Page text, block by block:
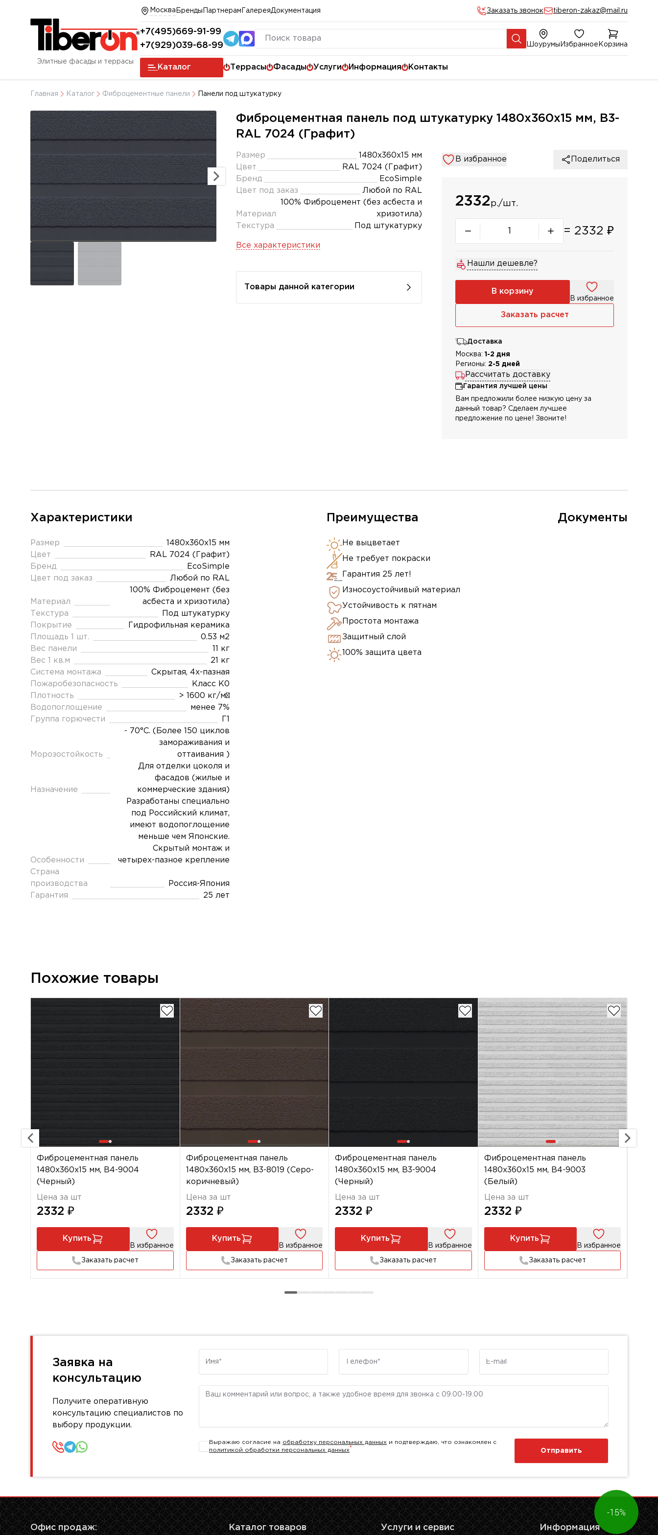
Элитные фасады и террасы
Москва Бренды Партнерам ГалереяДокументация Заказать звонок tiberon-zakaz@mail.ru
+7(495)669-91-99
+7(929)039-68-99
Шоурумы Избранное Корзина
Каталог Террасы Фасады Услуги Информация Контакты
Главная Каталог Фиброцементные панели Панели под штукатурку
Фиброцементная панель под штукатурку 1480х360х15 мм, B3-
RAL 7024 (Графит)
Размер
1480х360х15 мм
Цвет
RAL 7024 (Графит)
Бренд
EcoSimple
Цвет под заказ
Любой по RAL
Материал
100% Фиброцемент (без асбеста и
хризотила)
Текстура
Под штукатурку
Все характеристики
Товары данной категории
В избранное Поделиться
2332р./шт.
= 2332 ₽
Нашли дешевле?
В корзину
В избранное
Заказать расчет
Доставка
Москва: 1-2 дня
Регионы: 2-5 дней
Рассчитать доставку
Гарантия лучшей цены
Вам предложили более низкую цену за
данный товар? Сделаем лучшее
предложение по цене! Звоните!
Характеристики
Размер
1480х360х15 мм
Цвет
RAL 7024 (Графит)
Бренд
EcoSimple
Цвет под заказ
Любой по RAL
Материал
100% Фиброцемент (без
асбеста и хризотила)
Текстура
Под штукатурку
Покрытие
Гидрофильная керамика
Площадь 1 шт.
0.53 м2
Вес панели
11 кг
Вес 1 кв.м
21 кг
Система монтажа
Скрытая, 4х-пазная
Пожаробезопасность
Класс К0
Плотность
> 1600 кг/м³
Водопоглощение
менее 7%
Группа горючести
Морозостойкость
- 70°C. (Более 150 циклов
замораживания и
оттаивания )
Назначение
Для отделки цоколя и
фасадов (жилые и
коммерческие здания)
Особенности
Разработаны специально
под Российский климат,
имеют водопоглощение
меньше чем Японские.
Скрытый монтаж и
четырех-пазное крепление
Страна
производства
Россия-Япония
Гарантия
25 лет
Преимущества
Не выцветает
Не требует покраски
Гарантия 25 лет!
Износоустойчивый материал
Устойчивость к пятнам
Простота монтажа
Защитный слой
100% защита цвета
Документы
Похожие товары
Фиброцементная панель
1480х360х15 мм, B4-9004
(Черный)
Цена за шт
2332 ₽
Купить
В избранное
Заказать расчет
Фиброцементная панель
1480х360х15 мм, B3-8019 (Серо-
коричневый)
Цена за шт
2332 ₽
Купить
В избранное
Заказать расчет
Фиброцементная панель
1480х360х15 мм, B3-9004
(Черный)
Цена за шт
2332 ₽
Купить
В избранное
Заказать расчет
Фиброцементная панель
1480х360х15 мм, B4-9003
(Белый)
Цена за шт
2332 ₽
Купить
В избранное
Заказать расчет
Заявка на
консультацию
Получите оперативную
консультацию специалистов по
выбору продукции.
Комментарий
Выражаю согласие на обработку персональных данных и подтверждаю, что ознакомлен с
политикой обработки персональных данных*
Отправить
Офис продаж: Каталог товаров Услуги и сервис Информация
-15%